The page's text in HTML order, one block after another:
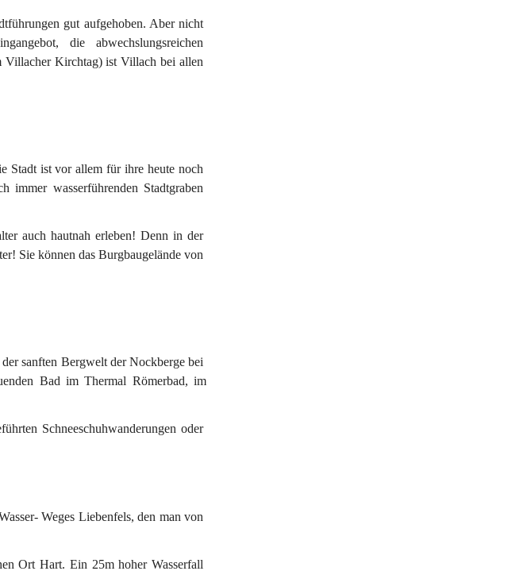
gut aufgehoben. Aber nicht
, die abwechslungsreichen
Villacher Kirchtag) ist Villach bei allen
Stadt ist vor allem für ihre heute noch
immer wasserführenden Stadtgraben
auch hautnah erleben! Denn in der
Sie können das Burgbaugelände von
sanften Bergwelt der Nockberge bei
Bad im Thermal Römerbad, im
Schneeschuhwanderungen oder
Weges Liebenfels, den man von
Ort Hart. Ein 25m hoher Wasserfall